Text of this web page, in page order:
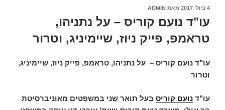
פורסם
4 ביולי 2017 מאת ADMIN
עו"ד נועם קוריס – על נתניהו,
טראמפ, פייק ניוז, שיימיניג, וטרור
עו"ד נועם קוריס – על נתניהו, טראמפ, פייק ניוז, שיימיניג,
וטרור
עו"ד נועם קוריס בעל תואר שני במשפטים מאוניברסיטת